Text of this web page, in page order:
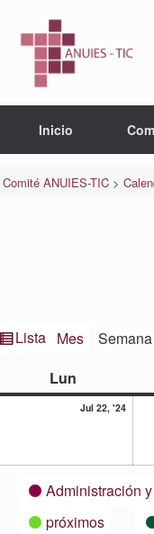
Inicio
Comité ANUIES-TIC>
Ver
Lista Mes Semana
Lun
Jul 22, '2422
CategoríasAdministración
próximos